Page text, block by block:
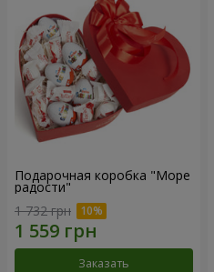
Подарочная коробка "Море
радости"
1 732 грн
Заказать